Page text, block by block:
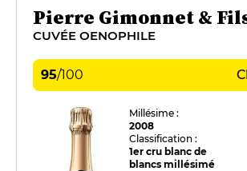
Pierre Gimonnet &
CUVÉE OENOPHILE
95/100
Millésime :
2008
Classification :
1er cru blanc de
blancs millésimé